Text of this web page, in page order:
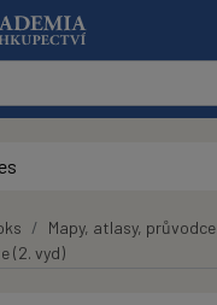
Mapy, atlasy, průvodce
(2. vyd)